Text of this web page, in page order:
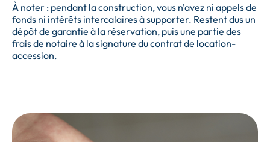
À noter : pendant la construction, vous n'avez ni appels de
fonds ni intérêts intercalaires à supporter. Restent dus un
dépôt de garantie à la réservation, puis une partie des
frais de notaire à la signature du contrat de location-
accession.